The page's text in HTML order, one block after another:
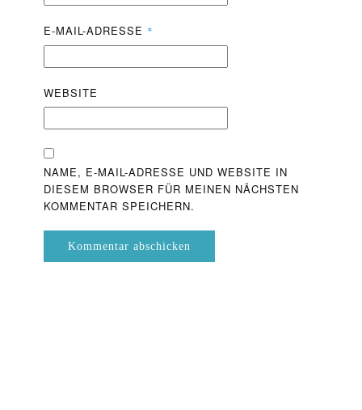
E-MAIL-ADRESSE *
WEBSITE
NAME, E-MAIL-ADRESSE UND WEBSITE IN
DIESEM BROWSER FÜR MEINEN NÄCHSTEN
KOMMENTAR SPEICHERN.
Kommentar abschicken